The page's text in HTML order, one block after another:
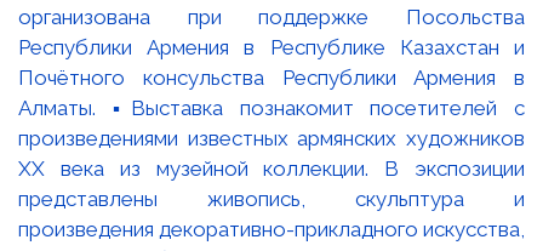
организована при поддержке Посольства
Республики Армения в Республике Казахстан и
Почётного консульства Республики Армения в
Алматы. ▪️Выставка познакомит посетителей с
произведениями известных армянских художников
XX века из музейной коллекции. В экспозиции
представлены живопись, скульптура и
произведения декоративно-прикладного искусства,